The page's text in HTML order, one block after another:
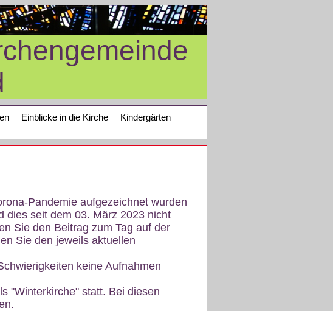
Einblicke in die Kirche
Kindergärten
Pandemie aufgezeichnet wurden
dies seit dem 03. März 2023 nicht
Sie den Beitrag zum Tag auf der
Sie den jeweils aktuellen
keine Aufnahmen
"Winterkirche" statt. Bei diesen